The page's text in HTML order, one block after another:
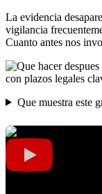
La evidencia
vigilancia
Cuanto antes nos
Que muestra este